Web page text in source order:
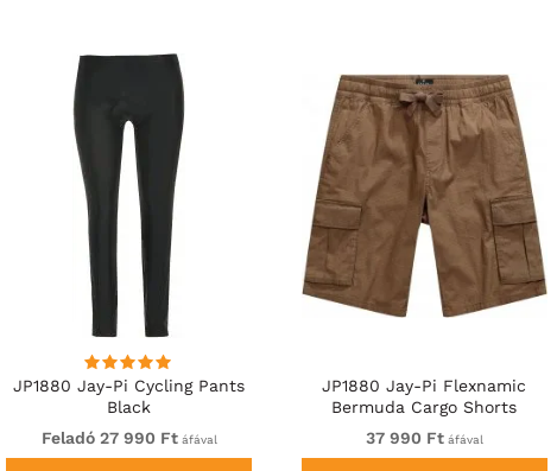
JP1880 Jay-Pi Cycling Pants
Black
Feladó 27 990 Ftáfával
JP1880 Jay-Pi Flexnamic
Bermuda Cargo Shorts
Copper Brown
37 990 Ftáfával